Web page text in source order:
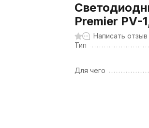
Premier PV-
Написать отзыв
Тип
Для чего